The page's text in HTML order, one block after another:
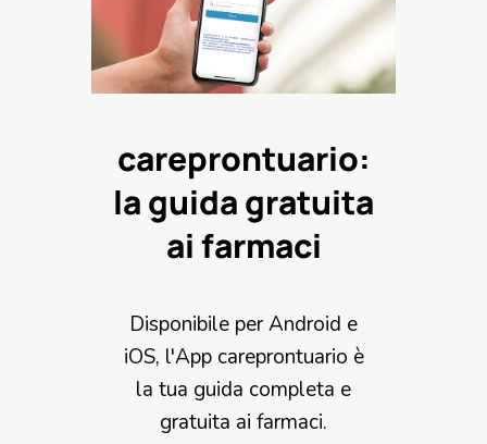
careprontuario:
la guida gratuita
ai farmaci
Disponibile per Android e
iOS, l'App careprontuario è
la tua guida completa e
gratuita ai farmaci.